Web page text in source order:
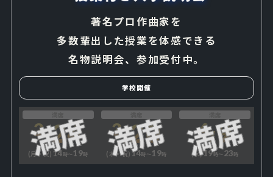
著名プロ作曲家を
多数輩出した授業を体感できる
名物説明会、参加受付中。
学校開催
2 24
(月・祝) 14時〜19時
3 20
(木・祝)14時〜19時
4 9
(水)19時〜23時